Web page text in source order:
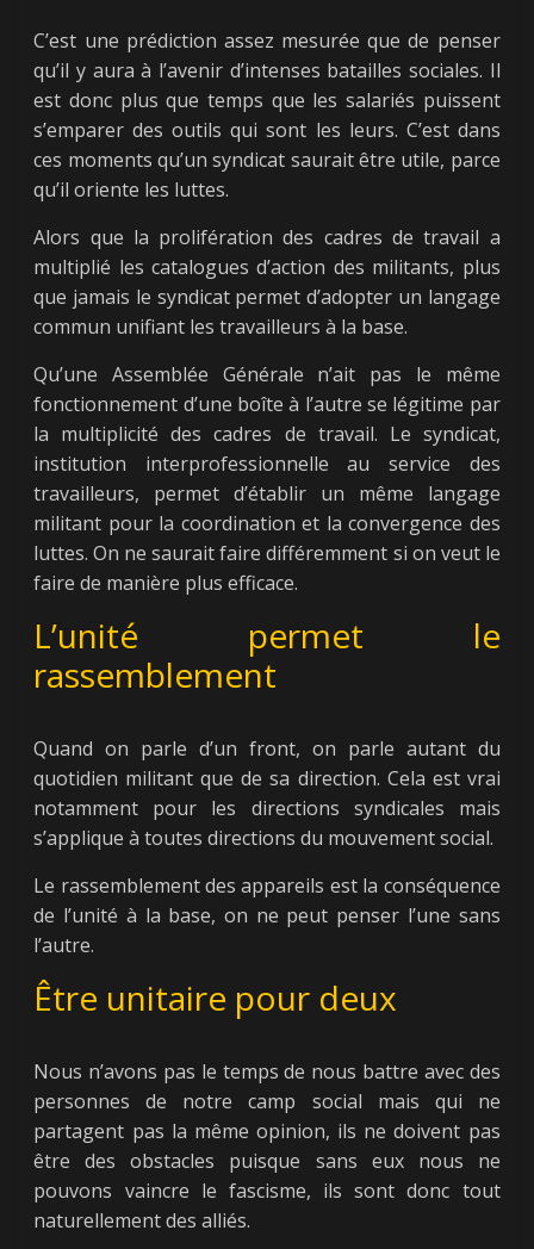
C’est une prédiction assez mesurée que de penser
qu’il y aura à l’avenir d’intenses batailles sociales. Il
est donc plus que temps que les salariés puissent
s’emparer des outils qui sont les leurs. C’est dans
ces moments qu’un syndicat saurait être utile, parce
qu’il oriente les luttes.
Alors que la prolifération des cadres de travail a
multiplié les catalogues d’action des militants, plus
que jamais le syndicat permet d’adopter un langage
commun unifiant les travailleurs à la base.
Qu’une Assemblée Générale n’ait pas le même
fonctionnement d’une boîte à l’autre se légitime par
la multiplicité des cadres de travail. Le syndicat,
institution interprofessionnelle au service des
travailleurs, permet d’établir un même langage
militant pour la coordination et la convergence des
luttes. On ne saurait faire différemment si on veut le
faire de manière plus efficace.
L’unité permet le
rassemblement
Quand on parle d’un front, on parle autant du
quotidien militant que de sa direction. Cela est vrai
notamment pour les directions syndicales mais
s’applique à toutes directions du mouvement social.
Le rassemblement des appareils est la conséquence
de l’unité à la base, on ne peut penser l’une sans
l’autre.
Être unitaire pour deux
Nous n’avons pas le temps de nous battre avec des
personnes de notre camp social mais qui ne
partagent pas la même opinion, ils ne doivent pas
être des obstacles puisque sans eux nous ne
pouvons vaincre le fascisme, ils sont donc tout
naturellement des alliés.